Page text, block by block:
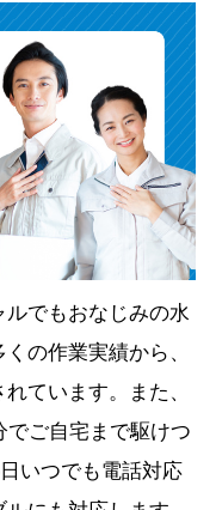
でもおなじみの水
の作業実績から、
ています。また、
ご自宅まで駆けつ
いつでも電話対応